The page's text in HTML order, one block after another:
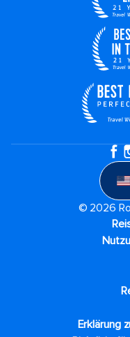
© 2026
Erklärung